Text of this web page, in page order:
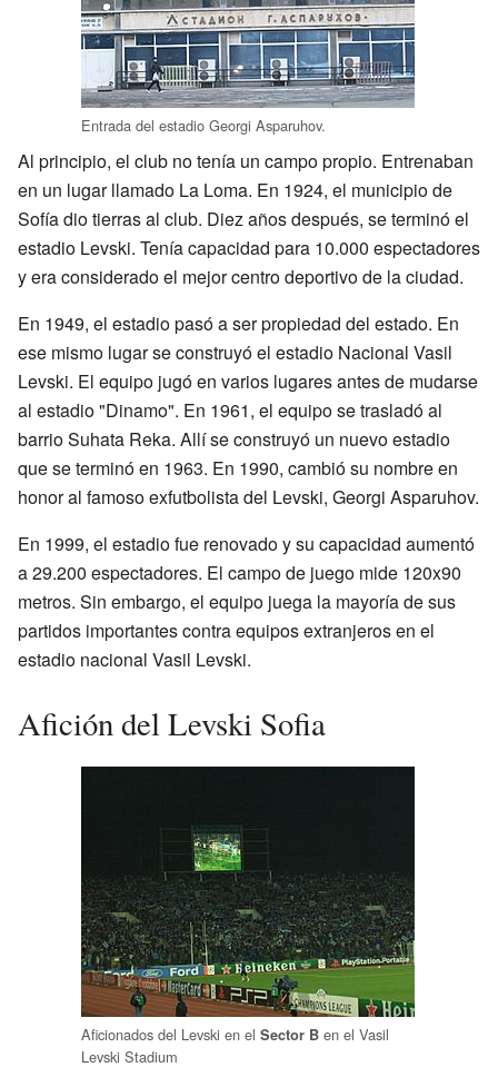
Entrada del estadio Georgi Asparuhov.
Al principio, el club no tenía un campo propio. Entrenaban
en un lugar llamado La Loma. En 1924, el municipio de
Sofía dio tierras al club. Diez años después, se terminó el
estadio Levski. Tenía capacidad para 10.000 espectadores
y era considerado el mejor centro deportivo de la ciudad.
En 1949, el estadio pasó a ser propiedad del estado. En
ese mismo lugar se construyó el estadio Nacional Vasil
Levski. El equipo jugó en varios lugares antes de mudarse
al estadio "Dinamo". En 1961, el equipo se trasladó al
barrio Suhata Reka. Allí se construyó un nuevo estadio
que se terminó en 1963. En 1990, cambió su nombre en
honor al famoso exfutbolista del Levski, Georgi Asparuhov.
En 1999, el estadio fue renovado y su capacidad aumentó
a 29.200 espectadores. El campo de juego mide 120x90
metros. Sin embargo, el equipo juega la mayoría de sus
partidos importantes contra equipos extranjeros en el
estadio nacional Vasil Levski.
Afición del Levski Sofia
Aficionados del Levski en el Sector B en el Vasil
Levski Stadium